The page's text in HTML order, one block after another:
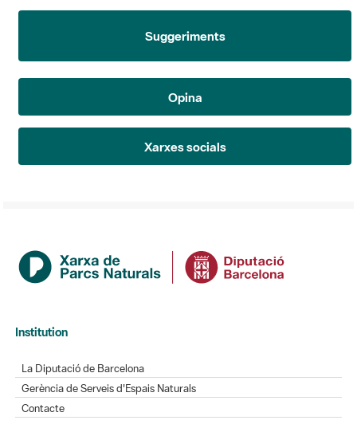
Suggeriments
Opina
Xarxes socials
Institution
La Diputació de Barcelona
Gerència de Serveis d'Espais Naturals
Contacte